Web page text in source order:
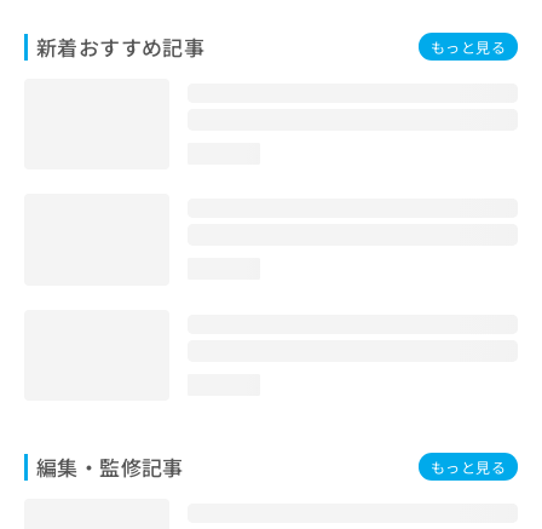
新着おすすめ記事 もっと見る
編集・監修記事 もっと見る
問
い